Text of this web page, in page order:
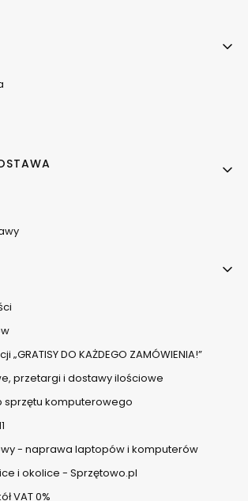
DO KAŻDEGO ZAMÓWIENIA!”
przetargi i dostawy ilościowe
sprzętu komputerowego
- naprawa laptopów i komputerów
i okolice - Sprzętowo.pl
VAT 0%